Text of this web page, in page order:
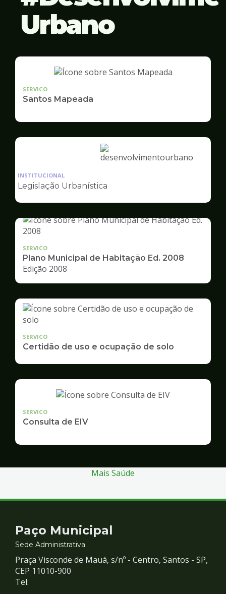
Urbano
SERVICO
Santos Mapeada
Ilustração
Desenvolvimento
Urbano
INSTITUCIONAL
Legislação Urbanística
SERVICO
Plano Municipal de Habitação Ed. 2008
Edição 2008
SERVICO
Certidão de uso e ocupação de solo
SERVICO
Consulta de EIV
Mais Saúde
Contato
e
Redes
Paço Municipal
Sede Administrativa
Praça Visconde de Mauá, s/nº - Centro, Santos - SP,
CEP 11010-900
Tel: